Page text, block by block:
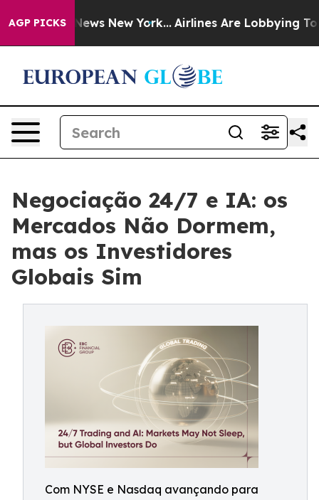
AGP PICKS
News New York... Airlines Are Lobbying To
Negociação 24/7 e IA: os
Mercados Não Dormem,
mas os Investidores
Globais Sim
Com NYSE e Nasdaq avançando para